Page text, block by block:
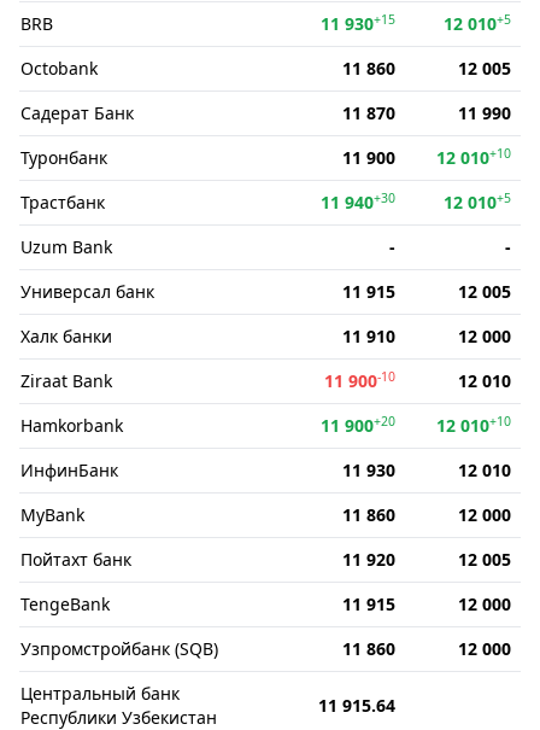
BRB 11 930+15 12 010+5
Octobank 11 860
12 005
Садерат Банк
11 870
11 990
Туронбанк
11 900 12 010+10
Трастбанк 11 940+30 12 010+5
Uzum Bank -
-
Универсал банк
11 915
12 005
Халк банки
11 910
12 000
Ziraat Bank
11 900-10
12 010
Hamkorbank
11 900+20 12 010+10
ИнфинБанк 11 930
12 010
MyBank
11 860
12 000
Пойтахт банк
11 920
12 005
TengeBank
11 915
12 000
Узпромстройбанк (SQB)
11 860
12 000
Центральный банк
Республики Узбекистан
11 915.64